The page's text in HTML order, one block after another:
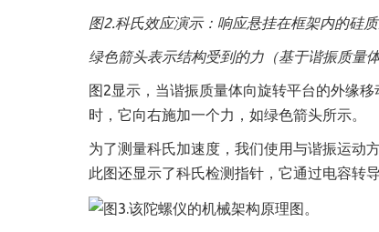
图2.科氏效应演示：响应悬挂在框架内的硅质
绿色箭头表示结构受到的力（基于谐振质量体
图2显示，当谐振质量体向旋转平台的外缘
时，它向右施加一个力，如绿色箭头所示。
为了测量科氏加速度，我们使用与谐振运动
此图还显示了科氏检测指针，它通过电容转